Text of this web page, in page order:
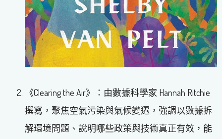
《Clearing the Air》：由數據科學家 Hannah Ritchie
撰寫，聚焦空氣污染與氣候變遷，強調以數據拆
解環境問題、說明哪些政策與技術真正有效，能